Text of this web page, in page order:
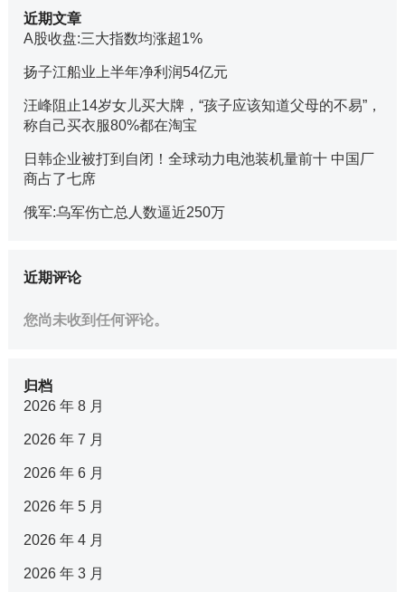
近期文章
A股收盘:三大指数均涨超1%
扬子江船业上半年净利润54亿元
汪峰阻止14岁女儿买大牌，“孩子应该知道父母的不易”，
称自己买衣服80%都在淘宝
日韩企业被打到自闭！全球动力电池装机量前十 中国厂
商占了七席
俄军:乌军伤亡总人数逼近250万
近期评论
您尚未收到任何评论。
归档
2026 年 8 月
2026 年 7 月
2026 年 6 月
2026 年 5 月
2026 年 4 月
2026 年 3 月